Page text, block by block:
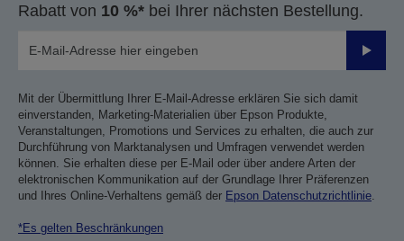
Rabatt von 10 %* bei Ihrer nächsten Bestellung.
Mit der Übermittlung Ihrer E-Mail-Adresse erklären Sie sich damit
einverstanden, Marketing-Materialien über Epson Produkte,
Veranstaltungen, Promotions und Services zu erhalten, die auch zur
Durchführung von Marktanalysen und Umfragen verwendet werden
können. Sie erhalten diese per E-Mail oder über andere Arten der
elektronischen Kommunikation auf der Grundlage Ihrer Präferenzen
und Ihres Online-Verhaltens gemäß der Epson Datenschutzrichtlinie.
*Es gelten Beschränkungen